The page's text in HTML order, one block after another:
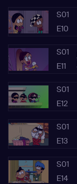
S01
E10
S01
E11
S01
E12
S01
E13
S01
E14